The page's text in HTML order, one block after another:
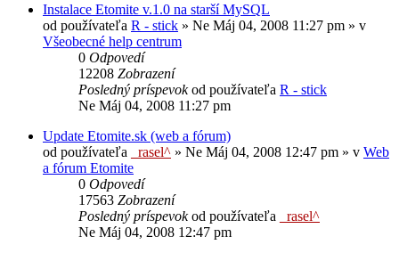
Instalace Etomite v.1.0 na starší MySQL
od používateľa R - stick » Ne Máj 04, 2008 11:27 pm » v
Všeobecné help centrum
0 Odpovedí
12208 Zobrazení
Posledný príspevokod používateľa R - stick
Ne Máj 04, 2008 11:27 pm
Update Etomite.sk (web a fórum)
od používateľa
_rasel^ » Ne Máj 04, 2008 12:47 pm » v Web
a fórum Etomite
0 Odpovedí
17563 Zobrazení
Posledný príspevokod používateľa
_rasel^
Ne Máj 04, 2008 12:47 pm